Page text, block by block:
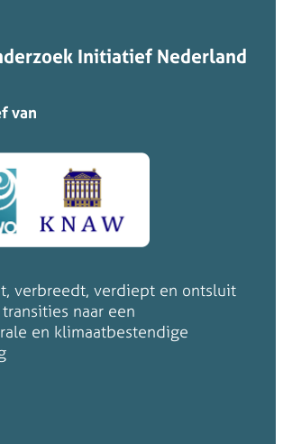
Initiatief Nederland
van
verbreedt, verdiept en ontsluit
naar een
en klimaatbestendige